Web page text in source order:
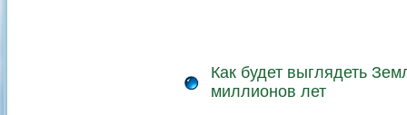
Как будет выглядеть
миллионов лет